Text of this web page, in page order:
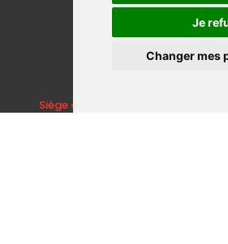
Je
Changer mes
Siège du Club :